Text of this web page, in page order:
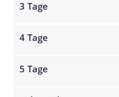
3 Tage
4 Tage
5 Tage